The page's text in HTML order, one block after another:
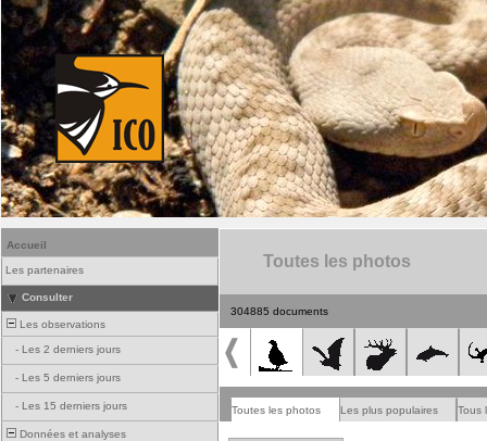
Accueil
Les partenaires
Consulter
Les observations
- Les 2 derniers jours
- Les 5 derniers jours
- Les 15 derniers jours
Données et analyses
Toutes les photos
304885 documents
Toutes les photos Les plus populaires Tous